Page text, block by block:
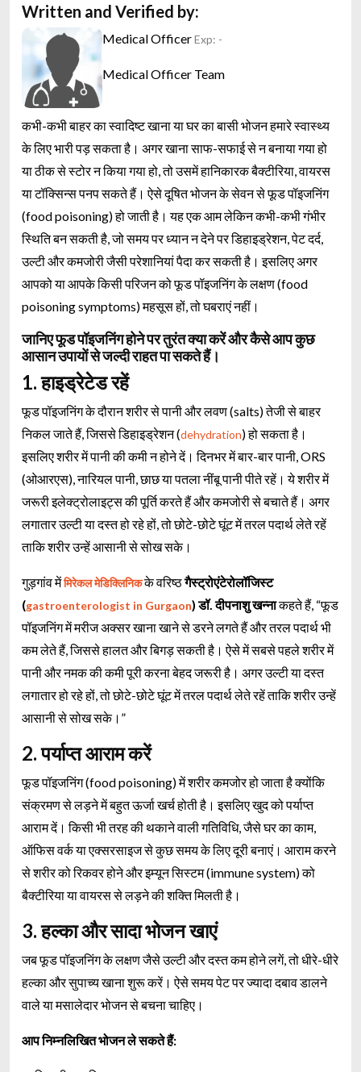
Written and Verified by:
Medical OfficerExp: -
Medical Officer Team
कभी-कभी बाहर का स्वादिष्ट खाना या घर का बासी भोजन हमारे स्वास्थ्य
के लिए भारी पड़ सकता है। अगर खाना साफ-सफाई से न बनाया गया हो
या ठीक से स्टोर न किया गया हो, तो उसमें हानिकारक बैक्टीरिया, वायरस
या टॉक्सिन्स पनप सकते हैं। ऐसे दूषित भोजन के सेवन से फूड पॉइजनिंग
(food poisoning) हो जाती है। यह एक आम लेकिन कभी-कभी गंभीर
स्थिति बन सकती है, जो समय पर ध्यान न देने पर डिहाइड्रेशन, पेट दर्द,
उल्टी और कमजोरी जैसी परेशानियां पैदा कर सकती है। इसलिए अगर
आपको या आपके किसी परिजन को फूड पॉइजनिंग के लक्षण (food
poisoning symptoms) महसूस हों, तो घबराएं नहीं।
जानिए फूड पॉइजनिंग होने पर तुरंत क्या करें और कैसे आप कुछ
आसान उपायों से जल्दी राहत पा सकते हैं।
1. हाइड्रेटेड रहें
फूड पॉइजनिंग के दौरान शरीर से पानी और लवण (salts) तेजी से बाहर
निकल जाते हैं, जिससे डिहाइड्रेशन (dehydration) हो सकता है।
इसलिए शरीर में पानी की कमी न होने दें। दिनभर में बार-बार पानी, ORS
(ओआरएस), नारियल पानी, छाछ या पतला नींबू पानी पीते रहें। ये शरीर में
जरूरी इलेक्ट्रोलाइट्स की पूर्ति करते हैं और कमजोरी से बचाते हैं। अगर
लगातार उल्टी या दस्त हो रहे हों, तो छोटे-छोटे घूंट में तरल पदार्थ लेते रहें
ताकि शरीर उन्हें आसानी से सोख सके।
गुड़गांव मेंमिरेकल मेडिक्लिनिकके वरिष्ठगैस्ट्रोएंटेरोलॉजिस्ट
(gastroenterologist in Gurgaon) डॉ. दीपनाशु खन्नाकहते हैं, “फूड
पॉइजनिंग में मरीज अक्सर खाना खाने से डरने लगते हैं और तरल पदार्थ भी
कम लेते हैं, जिससे हालत और बिगड़ सकती है। ऐसे में सबसे पहले शरीर में
पानी और नमक की कमी पूरी करना बेहद जरूरी है। अगर उल्टी या दस्त
लगातार हो रहे हों, तो छोटे-छोटे घूंट में तरल पदार्थ लेते रहें ताकि शरीर उन्हें
आसानी से सोख सके।”
2. पर्याप्त आराम करें
फूड पॉइजनिंग (food poisoning) में शरीर कमजोर हो जाता है क्योंकि
संक्रमण से लड़ने में बहुत ऊर्जा खर्च होती है। इसलिए खुद को पर्याप्त
आराम दें। किसी भी तरह की थकाने वाली गतिविधि, जैसे घर का काम,
ऑफिस वर्क या एक्सरसाइज से कुछ समय के लिए दूरी बनाएं। आराम करने
से शरीर को रिकवर होने और इम्यून सिस्टम (immune system) को
बैक्टीरिया या वायरस से लड़ने की शक्ति मिलती है।
3. हल्का और सादा भोजन खाएं
जब फूड पॉइजनिंग के लक्षण जैसे उल्टी और दस्त कम होने लगें, तो धीरे-धीरे
हल्का और सुपाच्य खाना शुरू करें। ऐसे समय पेट पर ज्यादा दबाव डालने
वाले या मसालेदार भोजन से बचना चाहिए।
आप निम्नलिखित भोजन ले सकते हैं: